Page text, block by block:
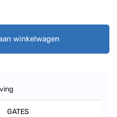
winkelwagen
GATES